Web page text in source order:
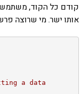
אותו ישר. מי שרוצה
a data